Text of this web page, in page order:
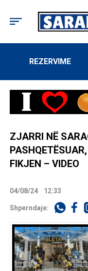
REZERVIME
ZJARRI NË
FIKJEN – VIDEO
04/08/24 12:33
Shperndaje: